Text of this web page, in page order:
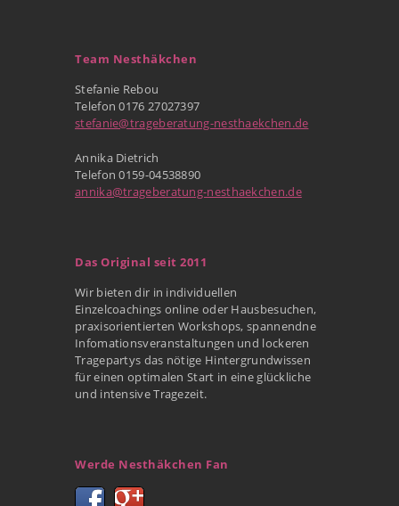
Team Nesthäkchen
Stefanie Rebou
Telefon 0176 27027397
stefanie@trageberatung-nesthaekchen.de
Annika Dietrich
Telefon 0159-04538890
annika@trageberatung-nesthaekchen.de
Das Original seit 2011
Wir bieten dir in individuellen
Einzelcoachings online oder Hausbesuchen,
praxisorientierten Workshops, spannendne
Infomationsveranstaltungen und lockeren
Tragepartys das nötige Hintergrundwissen
für einen optimalen Start in eine glückliche
und intensive Tragezeit.
Werde Nesthäkchen Fan